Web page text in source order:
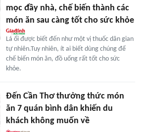
mọc đầy nhà, chế biến thành các
món ăn sau càng tốt cho sức khỏe
Lá ổi được biết đến như một vị thuốc dân gian
tự nhiên.Tuy nhiên, ít ai biết dùng chúng để
chế biến món ăn, đồ uống rất tốt cho sức
khỏe.
Đến Cần Thơ thưởng thức món
ăn 7 quán bình dân khiến du
khách không muốn về